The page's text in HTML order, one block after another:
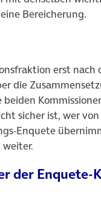
Bereicherung.
erst nach
die
sicher ist, wer
Enquete
der Enquete-